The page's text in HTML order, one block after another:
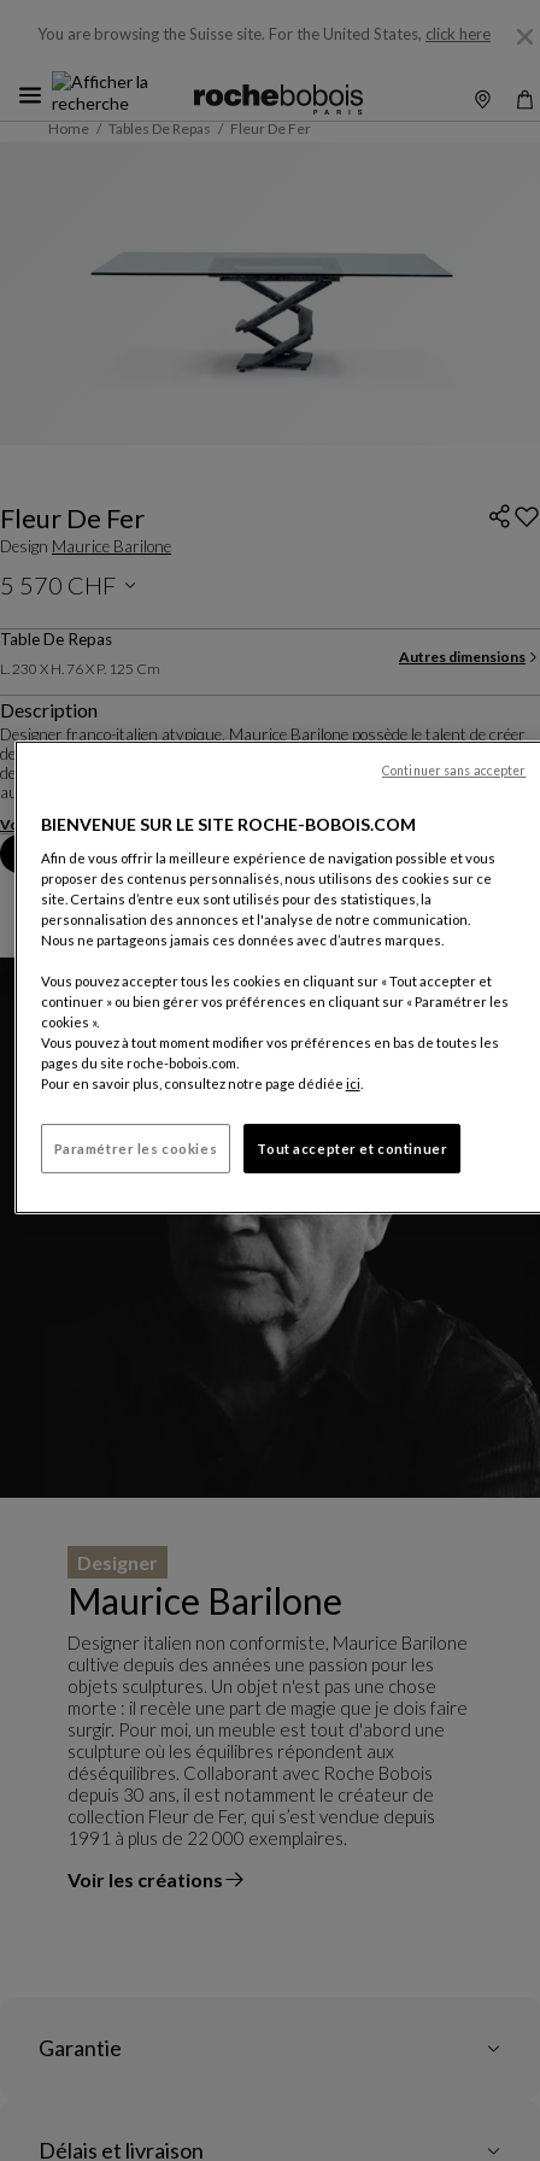
You are browsing the Suisse site. For the United States, click here
Home Tables De Repas Fleur De Fer
Fleur De Fer
Design Maurice Barilone
5 570 CHF
Prix hors livraison, valable en Suisse
Table De Repas
L. 230 X H. 76 X P. 125 Cm
Autres dimensions
Description
Designer franco-italien atypique, Maurice Barilone possède le talent de créer
des meubles sculptures qui mettent en valeur les matières. La collection Fleur
de fer est un exemple parfait de son travail: fruit de l'étirement après découpe
au chalumeau...
Voir plus Télécharger la fiche technique
Prendre rendez-vous en magasin
Maurice Barilone
Designer
Designer italien non conformiste, Maurice Barilone
cultive depuis des années une passion pour les
objets sculptures. Un objet n'est pas une chose
morte : il recèle une part de magie que je dois faire
surgir. Pour moi, un meuble est tout d'abord une
sculpture où les équilibres répondent aux
déséquilibres. Collaborant avec Roche Bobois
depuis 30 ans, il est notamment le créateur de
collection Fleur de Fer, qui s’est vendue depuis
1991 à plus de 22 000 exemplaires.
Voir les créations
du designer
Garantie
Délais et livraison
BIENVENUE SUR LE SITE ROCHE-BOBOIS.COM
Afin de vous offrir la meilleure expérience de navigation possible et vous
proposer des contenus personnalisés, nous utilisons des cookies sur ce
site. Certains d’entre eux sont utilisés pour des statistiques, la
personnalisation des annonces et l'analyse de notre communication.
Nous ne partageons jamais ces données avec d’autres marques.
Vous pouvez accepter tous les cookies en cliquant sur « Tout accepter et
continuer » ou bien gérer vos préférences en cliquant sur « Paramétrer les
cookies ».
Vous pouvez à tout moment modifier vos préférences en bas de toutes les
pages du site roche-bobois.com.
Pour en savoir plus, consultez notre page dédiée ici.
Paramétrer les cookies Tout accepter et continuer
Continuer sans accepter